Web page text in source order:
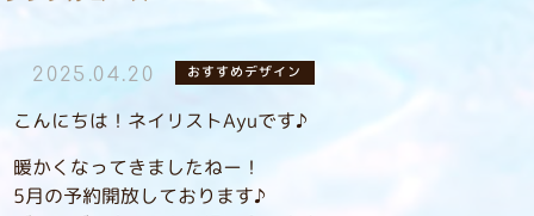
2025.04.20 おすすめデザイン
こんにちは！ネイリストAyuです♪
暖かくなってきましたねー！
5月の予約開放しております♪